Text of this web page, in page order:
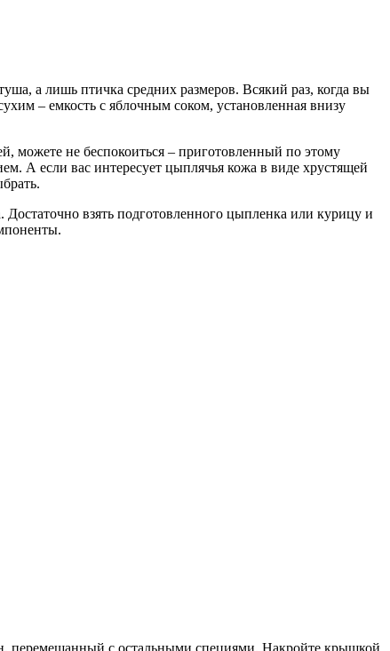
а лишь птичка средних размеров. Всякий раз, когда вы
– емкость с яблочным соком, установленная внизу
можете не беспокоиться – приготовленный по этому
А если вас интересует цыплячья кожа в виде хрустящей
взять подготовленного цыпленка или курицу и
перемешанный с остальными специями. Накройте крышкой